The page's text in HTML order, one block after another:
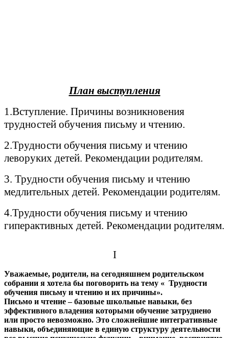
План выступления
1.Вступление. Причины возникновения
трудностей обучения письму и чтению.
2.Трудности обучения письму и чтению
леворуких детей. Рекомендации родителям.
3. Трудности обучения письму и чтению
медлительных детей. Рекомендации родителям.
4.Трудности обучения письму и чтению
гиперактивных детей. Рекомендации родителям.
I
Уважаемые, родители, на сегодняшнем родительском
собрании я хотела бы поговорить на тему « Трудности
обучения письму и чтению и их причины».
Письмо и чтение – базовые школьные навыки, без
эффективного владения которыми обучение затруднено
или просто невозможно. Это сложнейшие интегративные
навыки, объединяющие в единую структуру деятельности